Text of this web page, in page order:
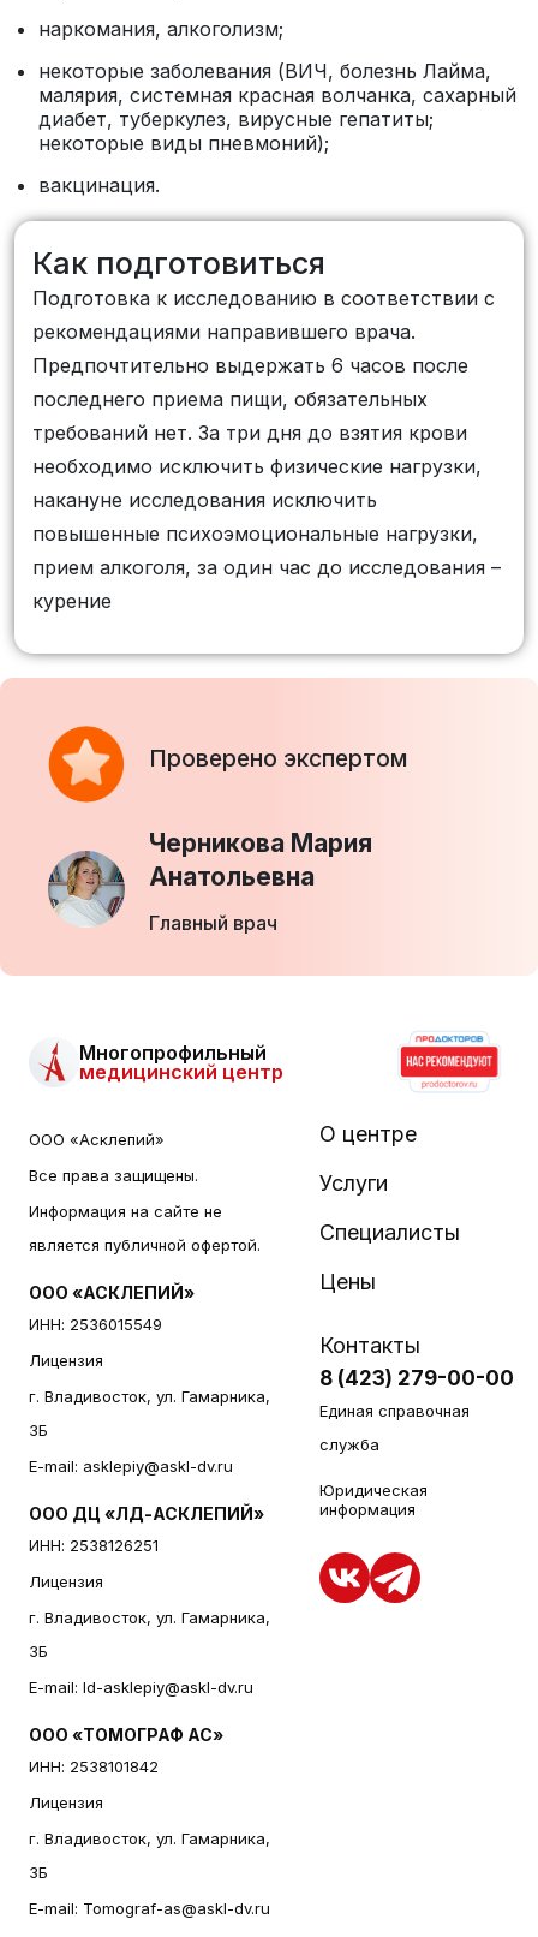
наркомания, алкоголизм;
некоторые заболевания (ВИЧ, болезнь Лайма,
малярия, системная красная волчанка, сахарный
диабет, туберкулез, вирусные гепатиты;
некоторые виды пневмоний);
вакцинация.
Как подготовиться
Подготовка к исследованию в соответствии с
рекомендациями направившего врача.
Предпочтительно выдержать 6 часов после
последнего приема пищи, обязательных
требований нет. За три дня до взятия крови
необходимо исключить физические нагрузки,
накануне исследования исключить
повышенные психоэмоциональные нагрузки,
прием алкоголя, за один час до исследования –
курение
Проверено экспертом
Черникова Мария
Анатольевна
Главный врач
Многопрофильный
медицинский центр
ООО «Асклепий»
Все права защищены.
Информация на сайте не
является публичной офертой.
ООО «АСКЛЕПИЙ»
ИНН: 2536015549
Лицензия
г. Владивосток, ул. Гамарника,
3Б
E-mail: asklepiy@askl-dv.ru
ООО ДЦ «ЛД-АСКЛЕПИЙ»
ИНН: 2538126251
Лицензия
г. Владивосток, ул. Гамарника,
3Б
E-mail: ld-asklepiy@askl-dv.ru
ООО «ТОМОГРАФ АС»
ИНН: 2538101842
Лицензия
г. Владивосток, ул. Гамарника,
3Б
E-mail: Tomograf-as@askl-dv.ru
О центре
Услуги
Специалисты
Цены
Контакты
8 (423) 279-00-00
Единая справочная
служба
Юридическая
информация